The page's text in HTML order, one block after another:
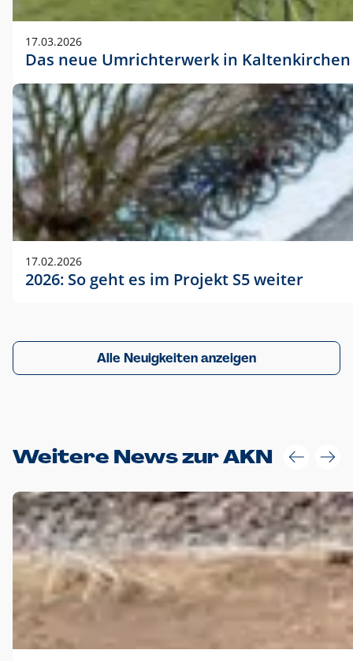
17.03.2026
Das neue Umrichterwerk in Kaltenkirchen
17.02.2026
2026: So geht es im Projekt S5 weiter
Alle Neuigkeiten anzeigen
Weitere News zur AKN